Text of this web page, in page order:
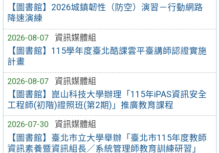
【圖書館】2026城鎮韌性（防空）演習－行動網路
降速演練
2026-08-07
資訊媒體組
【圖書館】115學年度臺北酷課雲平臺講師認證實施
計畫
2026-08-07
資訊媒體組
【圖書館】崑山科技大學辦理「115年iPAS資訊安全
工程師(初階)證照班(第2期)」推廣教育課程
2026-07-30
資訊媒體組
【圖書館】臺北市立大學舉辦「臺北市115年度教師
資訊素養暨資訊組長／系統管理師教育訓練研習」